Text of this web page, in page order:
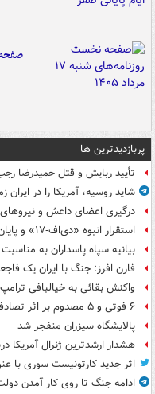
صفحه
پربازدیدترین ها
تأیید ربایش و قتل حمیدرضا
شاید روسیه، آمریکا را در ایران
درگیری اعضای داعش و
استقرار انبوه «دی‌اف‑۱۷» و پایان عصر پدافند آمریکا +عکس
بیانیه سپاه پاسداران به مناسبت
فارن افرز: جنگ با ایران یک
واکنش بقائی به خیالبافی ترامپ
۶ فوتی و ۵ مصدوم بر اثر تصادف زنجیره‌ای
پالایشگاه سیزران منفجر شد
هشدار ارشدترین ژنرال آمریکا
اثر جدید کارتونیست سوری با
ادامه جنگ تا روی کار آمدن